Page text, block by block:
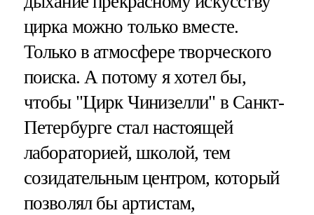
цирка можно только вместе.
Только в атмосфере творческого
поиска. А потому я хотел бы,
чтобы "Цирк Чинизелли" в Санкт-
Петербурге стал настоящей
лабораторией, школой, тем
созидательным центром, который
позволял бы артистам,